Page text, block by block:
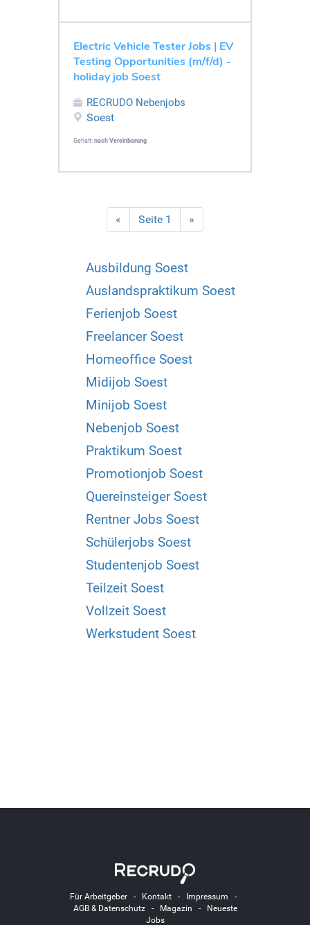
Electric Vehicle Tester Jobs | EV
Testing Opportunities (m/f/d) -
holiday job Soest
RECRUDO Nebenjobs
Soest
Gehalt: nach Vereinbarung
« Seite 1 »
Ausbildung Soest
Auslandspraktikum Soest
Ferienjob Soest
Freelancer Soest
Homeoffice Soest
Midijob Soest
Minijob Soest
Nebenjob Soest
Praktikum Soest
Promotionjob Soest
Quereinsteiger Soest
Rentner Jobs Soest
Schülerjobs Soest
Studentenjob Soest
Teilzeit Soest
Vollzeit Soest
Werkstudent Soest
Für Arbeitgeber- Kontakt- Impressum -
AGB & Datenschutz- Magazin -
Neueste
Jobs